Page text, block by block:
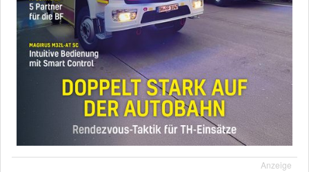
Anzeige